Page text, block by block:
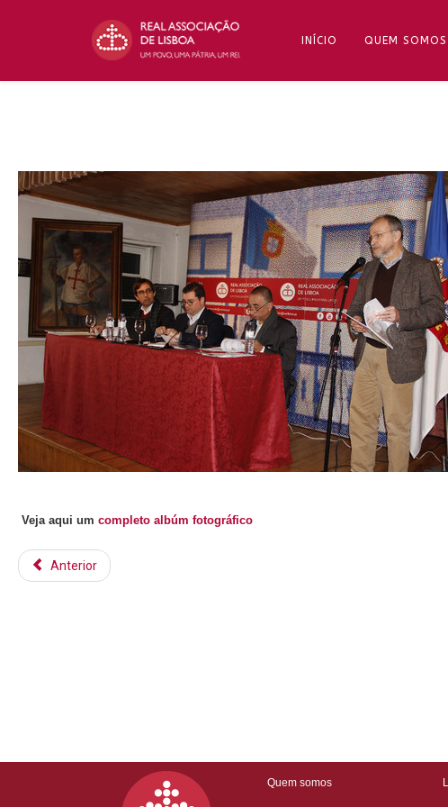
INÍCIO QUEM SOMOS
Veja aqui um completo albúm fotográfico
Anterior
Quem somos